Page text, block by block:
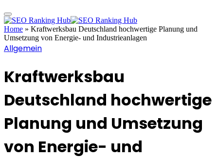
Home » Kraftwerksbau Deutschland hochwertige Planung und
Umsetzung von Energie- und Industrieanlagen
Allgemein
Kraftwerksbau
Deutschland hochwertige
Planung und Umsetzung
von Energie- und